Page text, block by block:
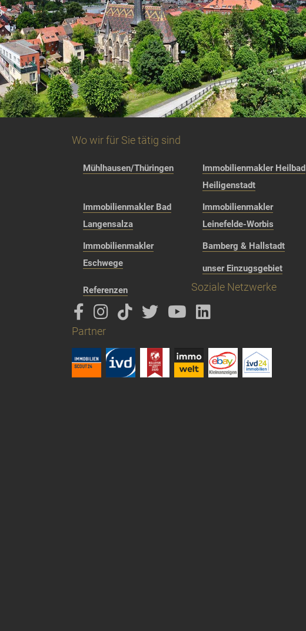
Wo wir für Sie tätig sind
Mühlhausen/Thüringen
Immobilienmakler Heilbad
Heiligenstadt
Immobilienmakler Bad
Langensalza
Immobilienmakler
Leinefelde-Worbis
Immobilienmakler
Eschwege
Bamberg & Hallstadt
unser Einzugsgebiet
Referenzen Soziale Netzwerke
Partner